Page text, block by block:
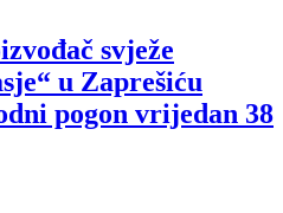
svježe
u Zaprešiću
pogon vrijedan 38